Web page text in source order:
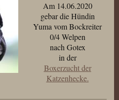
Am 14.06.2020
gebar die Hündin
Yuma vom Bockreiter
0/4 Welpen
nach Gotex
in der
Boxerzucht der
Katzenhecke.